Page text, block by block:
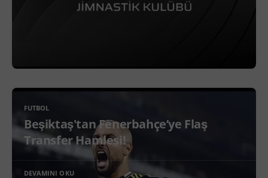
FUTBOL
Beşiktaş'tan Fenerbahçe’ye Flaş
Transfer Hamlesi!
DEVAMINI OKU